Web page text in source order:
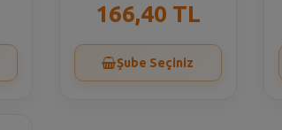
166,40 TL
Şube Seçiniz